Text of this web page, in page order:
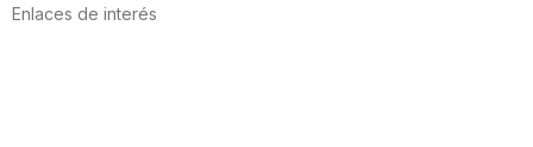
Enlaces de interés